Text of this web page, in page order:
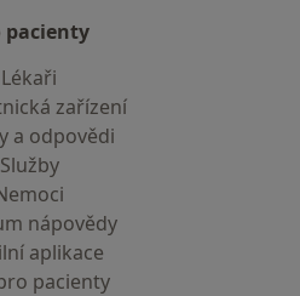
pacienty
Lékaři
zařízení
a odpovědi
Služby
nápovědy
aplikace
pacienty